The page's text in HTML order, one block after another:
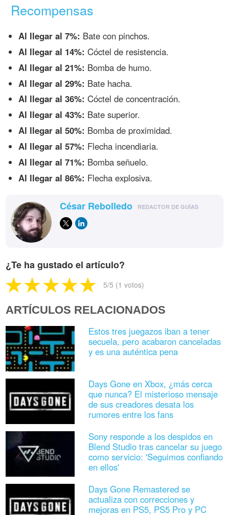
Recompensas
Al llegar al 7%: Bate con pinchos.
Al llegar al 14%: Cóctel de resistencia.
Al llegar al 21%: Bomba de humo.
Al llegar al 29%: Bate hacha.
Al llegar al 36%: Cóctel de concentración.
Al llegar al 43%: Bate superior.
Al llegar al 50%: Bomba de proximidad.
Al llegar al 57%: Flecha incendiaria.
Al llegar al 71%: Bomba señuelo.
Al llegar al 86%: Flecha explosiva.
César Rebolledo REDACTOR DE GUÍAS
¿Te ha gustado el artículo?
5/5 (1 votos)
ARTÍCULOS RELACIONADOS
Estos tres juegazos iban a tener
secuela, pero acabaron canceladas
y es una auténtica pena
Days Gone en Xbox, ¿más cerca
que nunca? El misterioso mensaje
de sus creadores desata los
rumores entre los fans
Sony responde a los despidos en
Blend Studio tras cancelar su juego
como servicio: 'Seguimos confiando
en ellos'
Days Gone Remastered se
actualiza con correcciones y
mejoras en PS5, PS5 Pro y PC